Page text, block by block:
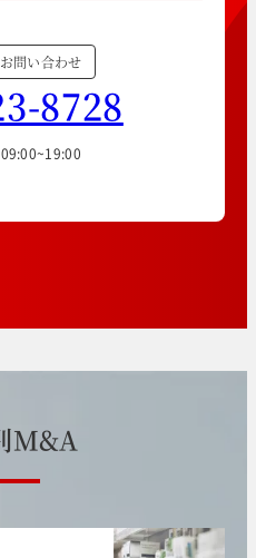
問い合わせ
8728
M&A